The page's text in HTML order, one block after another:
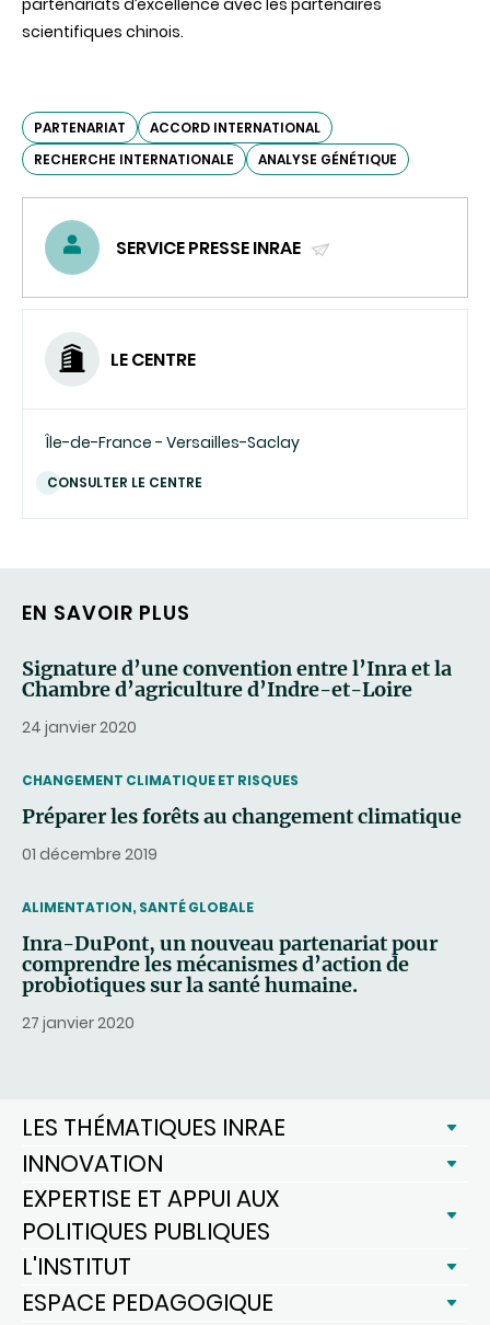
partenariats d’excellence avec les partenaires
scientifiques chinois.
PARTENARIAT
ACCORD INTERNATIONAL
RECHERCHE INTERNATIONALE
ANALYSE GÉNÉTIQUE
SERVICE PRESSE INRAE
UN
LE CENTRE
Île-de-France - Versailles-Saclay
CONSULTER LE CENTRE
EN SAVOIR PLUS
Signature d’une convention entre l’Inra et la
Chambre d’agriculture d’Indre-et-Loire
24 janvier 2020
THEMATIC
CHANGEMENT CLIMATIQUE ET RISQUES
Préparer les forêts au changement climatique
01 décembre 2019
THEMATIC
ALIMENTATION, SANTÉ GLOBALE
Inra-DuPont, un nouveau partenariat pour
comprendre les mécanismes d’action de
probiotiques sur la santé humaine.
27 janvier 2020
LES THÉMATIQUES INRAE
INNOVATION
EXPERTISE ET APPUI AUX
POLITIQUES PUBLIQUES
L'INSTITUT
ESPACE PEDAGOGIQUE